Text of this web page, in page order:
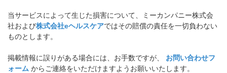
当サービスによって生じた損害について、ミーカンパニー株式会
社および株式会社eヘルスケアではその賠償の責任を一切負わない
ものとします。
掲載情報に誤りがある場合には、お手数ですが、
お問い合わせフ
ォーム からご連絡をいただけますようお願いいたします。